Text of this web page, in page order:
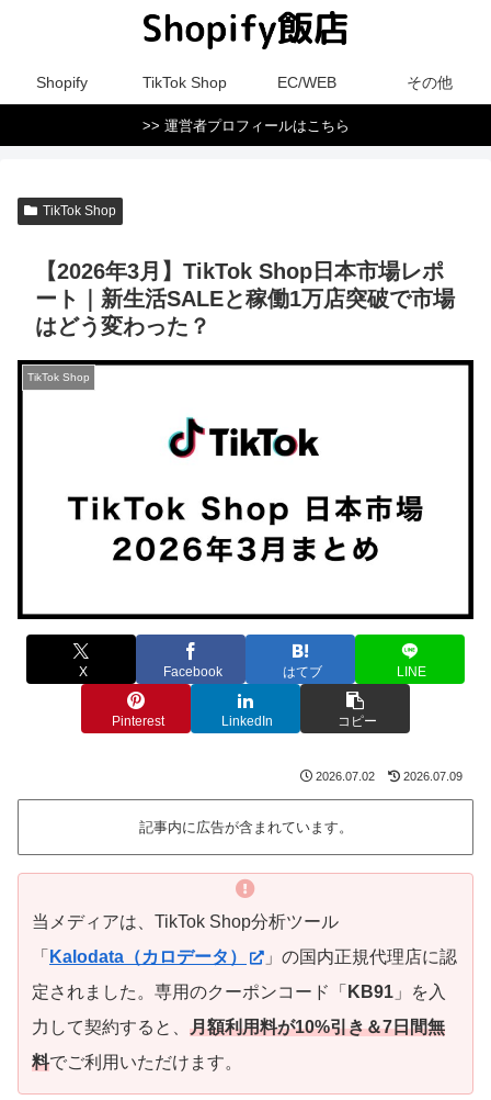
Shopify TikTok Shop EC/WEB その他
>> 運営者プロフィールはこちら
TikTok Shop
【2026年3月】TikTok Shop日本市場レポ
ート｜新生活SALEと稼働1万店突破で市場
はどう変わった？
TikTok Shop
X Facebook はてブ LINE
Pinterest LinkedIn コピー
2026.07.02 2026.07.09
記事内に広告が含まれています。
当メディアは、TikTok Shop分析ツール
「 Kalodata（カロデータ）
」の国内正規代理店に認
定されました。専用のクーポンコード「 KB91 」を入
力して契約すると、 月額利用料が10%引き＆7日間無
料でご利用いただけます。